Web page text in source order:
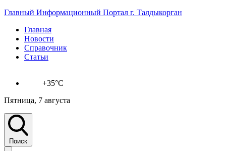
Главный Информационный Портал г. Талдыкорган
Главная
Новости
Справочник
Статьи
+35°C
Пятница, 7 августа
Поиск